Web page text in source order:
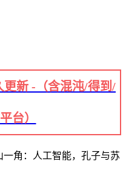
更新 -（含混沌/得到/
台）
一角：人工智能，孔子与苏